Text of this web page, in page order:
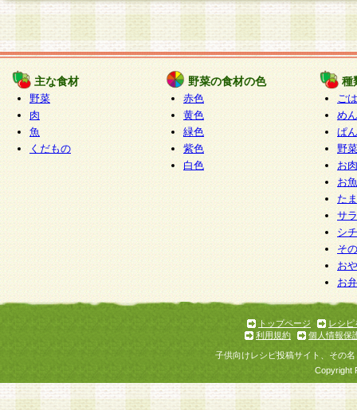
4.本規約は、会員登録希望者による会員登録手続
の当社による会員登録の承認が完了した時点で会
たものとみなされ、会員に対して適用されるもの
5.当社がお聞きする個人情報は、すべて会員登録
で提 供いただいたものと考えております。従っ
自らの個人情報の提供を希望されない場合には、
をお預かりいたしません が、提供されないこと
商品やサービス等をご利用いただけない場合があ
了承ください。
6.当社は、お客様から当社が保有している個人情
加・ 利用停止等を求められた場合には、ご本人
て確認できた場合に限り、法令に準拠して合理的
いただきます。なお、開示 請求等の請求先は個
ります。
1.会員とは、本規約等を承諾のうえ、当社所定の
了し、当社が承認した者、グループとします。な
が以下に該当する場合は会員登録をすることがで
主な食材
野菜
肉
魚
くだもの
野菜の食材の色
赤色
黄色
緑色
紫色
白色
種
ご
めん
ぱん
野
お
お
た
サ
シ
そ
お
お
トップページ
レシピ
利用規約
個人情報保
子供向けレシピ投稿サイト、その
Copyright